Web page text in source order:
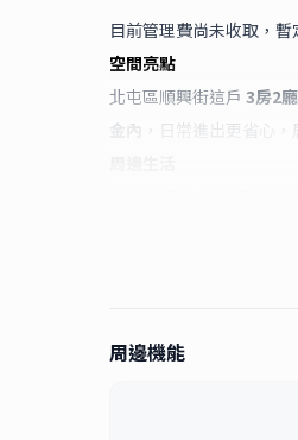
目前管理費尚未收取，
空間亮點
北屯區順興街這戶 3房2
金內
，日常進出更省心
⏰ 成交時收取50%租金為
周邊機能